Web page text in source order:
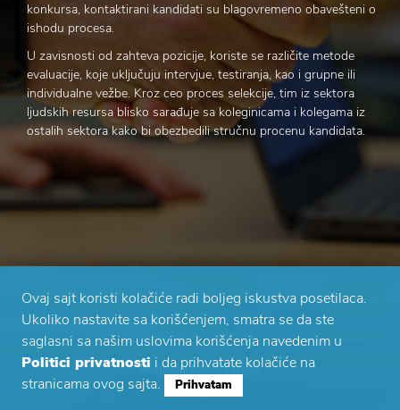
konkursa, kontaktirani kandidati su blagovremeno obavešteni o
ishodu procesa.
U zavisnosti od zahteva pozicije, koriste se različite metode
evaluacije, koje uključuju intervjue, testiranja, kao i grupne ili
individualne vežbe. Kroz ceo proces selekcije, tim iz sektora
ljudskih resursa blisko sarađuje sa koleginicama i kolegama iz
ostalih sektora kako bi obezbedili stručnu procenu kandidata.
Pogledaj sve o karijeri
Ovaj sajt koristi kolačiće radi boljeg iskustva posetilaca.
Ukoliko nastavite sa korišćenjem, smatra se da ste
saglasni sa našim uslovima korišćenja navedenim u
Politici privatnosti i da prihvatate kolačiće na
stranicama ovog sajta.
Prihvatam